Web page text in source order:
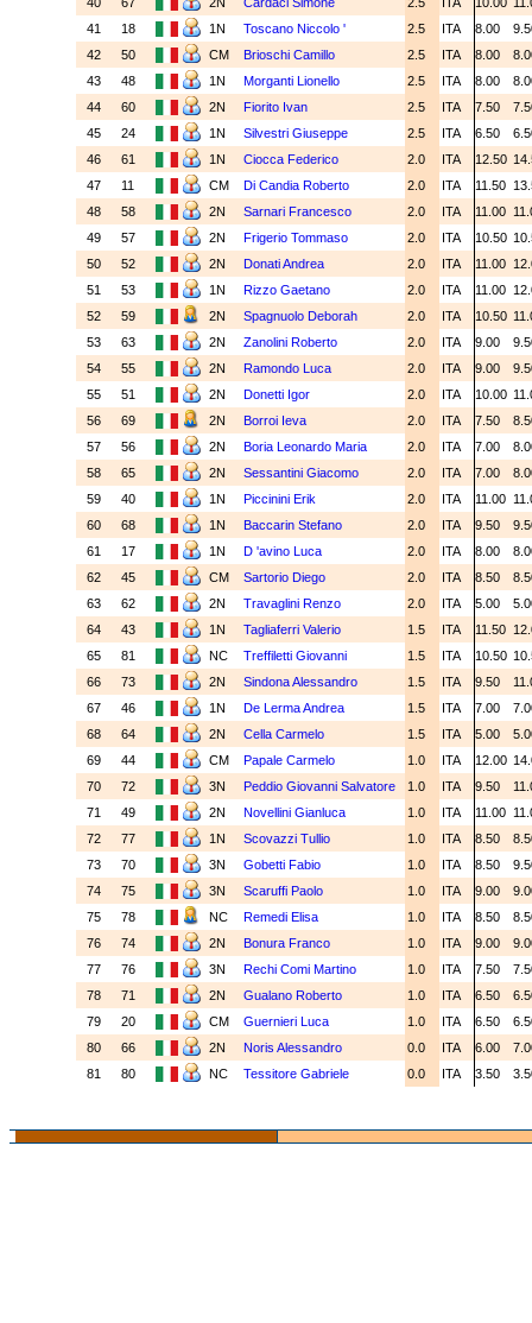
41
18 1N Toscano Niccolo ' 2.5 ITA 8.00
42
50 CM Brioschi Camillo 2.5 ITA 8.00
43
48 1N Morganti Lionello 2.5 ITA 8.00
44
60 2N Fiorito Ivan 2.5 ITA 7.50
45
24 1N Silvestri Giuseppe 2.5 ITA 6.50
46
61 1N Ciocca Federico 2.0 ITA 12.50
47
11 CM Di Candia Roberto 2.0 ITA 11.50
48
58 2N Sarnari Francesco 2.0 ITA 11.00
49
57 2N Frigerio Tommaso 2.0 ITA 10.50
50
52 2N Donati Andrea 2.0 ITA 11.00
51
53 1N Rizzo Gaetano 2.0 ITA 11.00
52
59 2N Spagnuolo Deborah 2.0 ITA 10.50
53
63 2N Zanolini Roberto 2.0 ITA 9.00
54
55 2N Ramondo Luca 2.0 ITA 9.00
55
51 2N Donetti Igor 2.0 ITA 10.00
56
69 2N Borroi Ieva 2.0 ITA 7.50
57
56 2N Boria Leonardo Maria 2.0 ITA 7.00
58
65 2N Sessantini Giacomo 2.0 ITA 7.00
59
40 1N Piccinini Erik 2.0 ITA 11.00
60
68 1N Baccarin Stefano 2.0 ITA 9.50
61
17 1N D 'avino Luca 2.0 ITA 8.00
62
45 CM Sartorio Diego 2.0 ITA 8.50
63
62 2N Travaglini Renzo 2.0 ITA 5.00
64
43 1N Tagliaferri Valerio 1.5 ITA 11.50
65
81 NC Treffiletti Giovanni 1.5 ITA 10.50
66
73 2N Sindona Alessandro 1.5 ITA 9.50
67
46 1N De Lerma Andrea 1.5 ITA 7.00
68
64 2N Cella Carmelo 1.5 ITA 5.00
69
44 CM Papale Carmelo 1.0 ITA 12.00
70
72 3N Peddio Giovanni Salvatore 1.0 ITA 9.50
71
49 2N Novellini Gianluca 1.0 ITA 11.00
72
77 1N Scovazzi Tullio 1.0 ITA 8.50
73
70 3N Gobetti Fabio 1.0 ITA 8.50
74
75 3N Scaruffi Paolo 1.0 ITA 9.00
75
78 NC Remedi Elisa 1.0 ITA 8.50
76
74 2N Bonura Franco 1.0 ITA 9.00
77
76 3N Rechi Comi Martino 1.0 ITA 7.50
78
71 2N Gualano Roberto 1.0 ITA 6.50
79
20 CM Guernieri Luca 1.0 ITA 6.50
80
66 2N Noris Alessandro 0.0 ITA 6.00
81
80 NC Tessitore Gabriele 0.0 ITA 3.50